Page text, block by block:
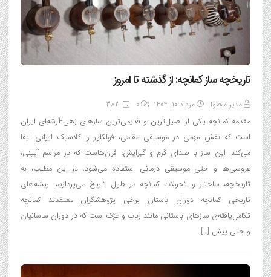
تاریخچه ساز کمانچه: از گذشته تا امروز
مدیر محتوا مرداد ۱۰, ۱۴۰۴ 0
383
مقدمه کمانچه یکی از اصیل‌ترین و قدیمی‌ترین سازهای زهی-آرشه‌ای ایران
است که نقش مهمی در موسیقی مقامی، فولکلور و کلاسیک ایرانی ایفا
می‌کند. این ساز با صدای گرم و گیرایش، قرن‌هاست که در مراسم آیینی،
عروسی‌ها و حتی موسیقی درمانی استفاده می‌شود. در این مطلب، به
تاریخچه، ساختار و تحولات کمانچه در طول تاریخ می‌پردازیم. ریشه‌های
تاریخی کمانچه دوران باستان برخی پژوهشگران معتقدند کمانچه
تکامل‌یافته‌ی سازهای باستانی مانند رباب و غژک است که در دوران ساسانیان
و حتی پیش […]